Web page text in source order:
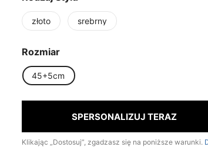
złoto srebrny
Rozmiar
45+5cm
SPERSONALIZUJ TERAZ
Klikając „Dostosuj”, zgadzasz się na poniższe warunki.